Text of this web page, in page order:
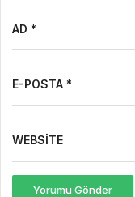
AD *
E-POSTA *
WEBSITE
Yorumu Gönder